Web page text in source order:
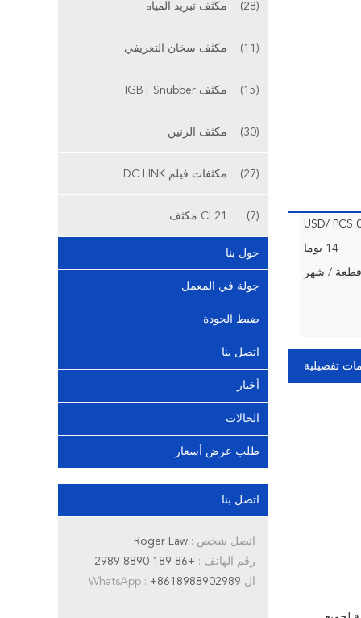
مكثف تبريد المياه (28)
مكثف سخان التعريفي (11)
مكثف IGBT Snubber (15)
مكثف الرنين (30)
مكثفات فيلم DC LINK (27)
CL21 مكثف (7)
حول بنا
جولة في المعمل
ضبط الجودة
اتصل بنا
أخبار
الحالات
طلب عرض أسعار
اتصل بنا
اتصل شخص :
رقم الهاتف : +86 189 8890 2989
ال WhatsApp : +8618988902989
14 يوما
تفصيلية